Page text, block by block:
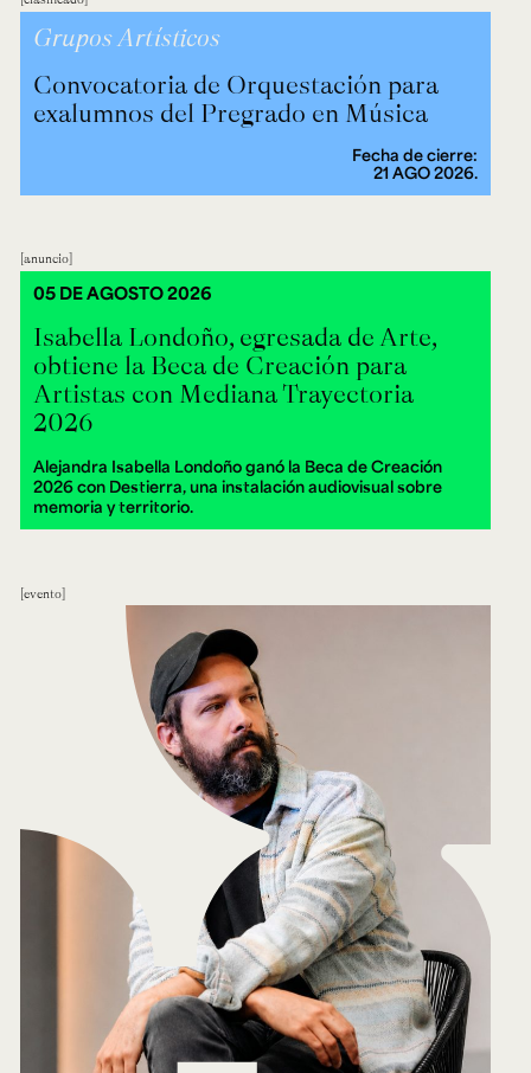
Grupos Artísticos
Convocatoria de Orquestación para
exalumnos del Pregrado en Música
Fecha de cierre:
21 AGO 2026.
anuncio
Isabella Londoño, egresada de Arte,
obtiene la Beca de Creación para
Artistas con Mediana Trayectoria
2026
Alejandra Isabella Londoño ganó la Beca de Creación
2026 con Destierra, una instalación audiovisual sobre
memoria y territorio.
05 DE AGOSTO 2026
evento